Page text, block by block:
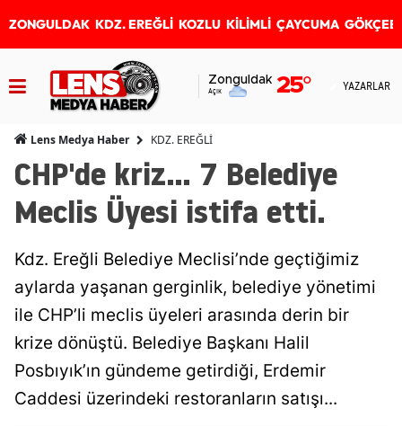
ZONGULDAK KDZ. EREĞLİ KOZLU KİLİMLİ ÇAYCUMA
Zonguldak
Açık 25° YAZARLAR
Lens Medya Haber KDZ. EREĞLİ
CHP'de kriz... 7 Belediye
Meclis Üyesi istifa etti.
Kdz. Ereğli Belediye Meclisi’nde geçtiğimiz
aylarda yaşanan gerginlik, belediye yönetimi
ile CHP’li meclis üyeleri arasında derin bir
krize dönüştü. Belediye Başkanı Halil
Posbıyık’ın gündeme getirdiği, Erdemir
Caddesi üzerindeki restoranların satışı...